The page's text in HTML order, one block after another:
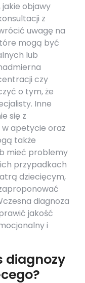
jakie objawy
z
uwagę na
mogą być
lub
czy
o tym, że
Inne
się z
apetycie oraz
także
mieć problemy
przypadkach
dziecięcym,
diagnoza
jakość
i
diagnozy